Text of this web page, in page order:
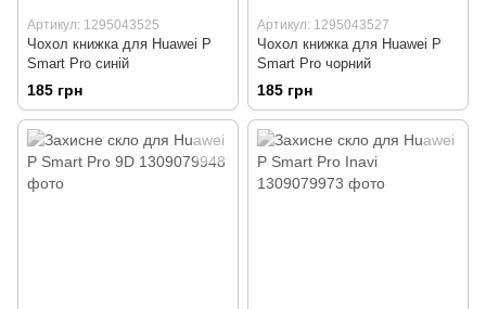
Артикул: 1295043525
Чохол книжка для Huawei P
Smart Pro синій
185 грн
Артикул: 1295043527
Чохол книжка для Huawei P
Smart Pro чорний
185 грн